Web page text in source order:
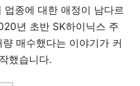
종에 대한 애정이 남다르
년 초반 SK하이닉스 주
매수했다는 이야기가 커
했습니다.